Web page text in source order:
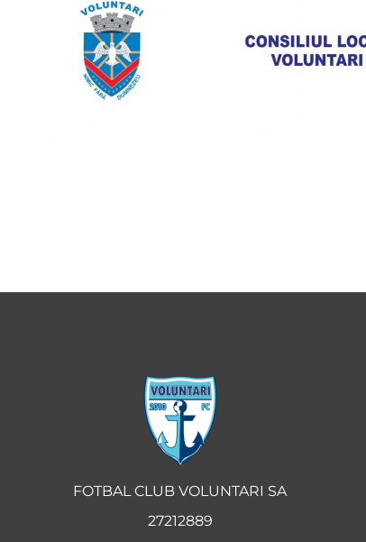
FOTBAL CLUB VOLUNTARI SA
27212889